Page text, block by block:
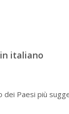
italiano
Paesi più